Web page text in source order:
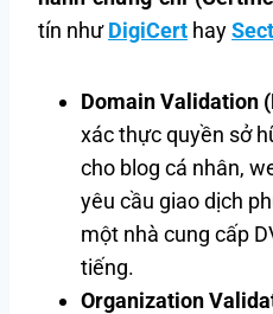
tín nhưDigiCert hay
Domain Validation
xác thực quyền sở
cho blog cá nhân,
yêu cầu giao dịch
một nhà cung cấp
tiếng.
Organization